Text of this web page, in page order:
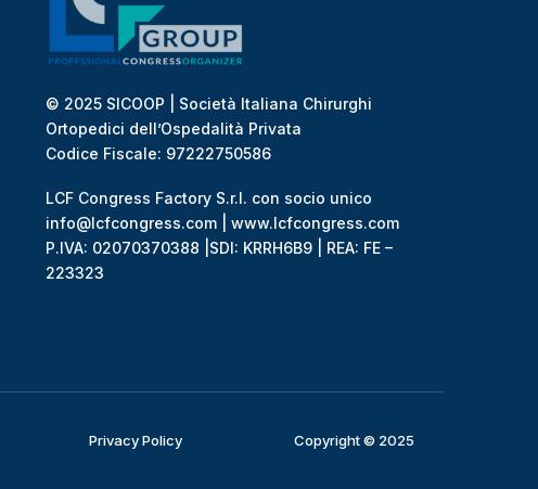
© 2025 SICOOP | Società Italiana Chirurghi
Ortopedici dell’Ospedalità Privata
Codice Fiscale: 97222750586
LCF Congress Factory S.r.l. con socio unico
info@lcfcongress.com | www.lcfcongress.com
P.IVA: 02070370388 |SDI: KRRH6B9 | REA: FE –
223323
Privacy Policy Copyright © 2025